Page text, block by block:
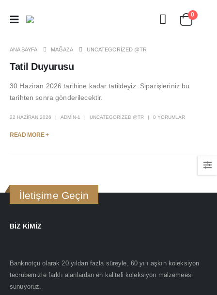
0
ANA SAYFA MAĞAZA UNCATEGORIZED @TR
Tatil Duyurusu
30 Haziran 2026 tarihine kadar tatildeyiz. Siparişleriniz bu
tarihten sonra gönderilecektir.
22 HAZIRAN 2026 ADMIN-1 UNCATEGORIZED @TR 0 YORUMLAR
READ MORE +
İletişime Geçin
BIZ KIMIZ
Banknotçu olarak 20 yıldan fazla süreyle, 60 yılı aşkın koleksiyon
tecrübemizle farklı alanlardan en kaliteli koleksiyon malzemeesi
sunuyoruz.